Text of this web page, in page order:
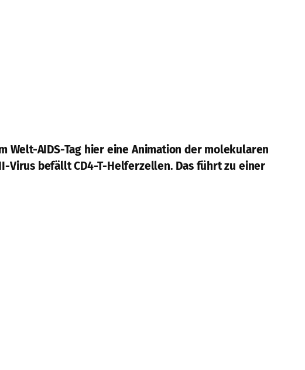
Welt-AIDS-Tag hier eine Animation der molekularen
Virus befällt CD4-T-Helferzellen. Das führt zu einer